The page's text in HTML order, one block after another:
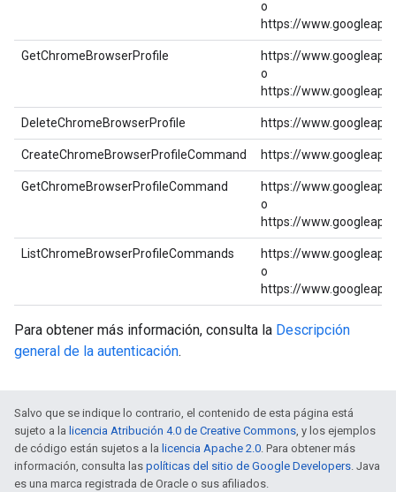
o
https://
GetChromeBrowserProfile
https://
o
https://
DeleteChromeBrowserProfile https://
CreateChromeBrowserProfileCommand https://
GetChromeBrowserProfileCommand
https://
o
https://
ListChromeBrowserProfileCommands
https://
o
https://
Para obtener más información, consulta la Descripción
general de la autenticación.
Salvo que se indique lo contrario, el contenido de esta página está
sujeto a la licencia Atribución 4.0 de Creative Commons, y los ejemplos
de código están sujetos a la licencia Apache 2.0. Para obtener más
información, consulta las políticas del sitio de Google Developers. Java
es una marca registrada de Oracle o sus afiliados.